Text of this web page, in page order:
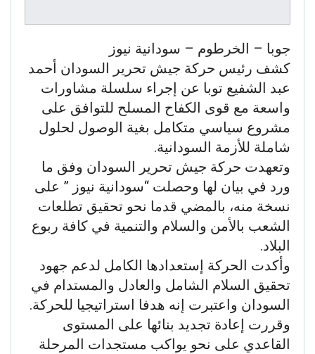
جوبا – الخرطوم – سودانية نيوز
كشف رئيس حركة جيش تحرير السودان أحمد
عبد الشفيع توبا عن إجراء سلسلة مشاورات
واسعة مع قوى الكفاح المسلح للتوافق على
مشروع سياسي متكامل بغية الوصول لحلول
شاملة للأزمة السودانية.
وتعهدت حركة جيش تحرير السودان وفق ما
ورد في بيان لها وحصلت “سودانية نيوز ” على
نسخة منه، بالمضي قدما نحو تحقيق تطلعات
الشعب بالأمن والسلام والتنمية في كافة ربوع
البلاد.
وأكدت الحركة إستعدادها الكامل لدعم جهود
تحقيق السلام الشامل والعادل والمستدام في
السودان واعتبرت إنه هدفا استراتيجيا للحركة.
وقررت إعادة تجديد بنائها على المستوى
القاعدي على نحو يواكب مستجدات المرحلة